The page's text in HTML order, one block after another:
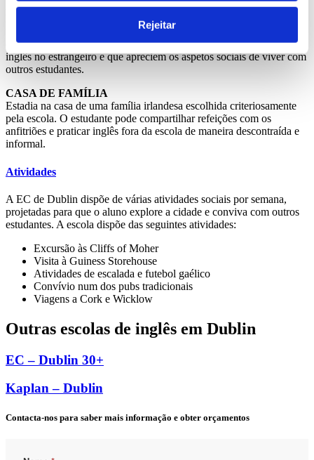
Rejeitar
As residências estudantis são apartamentos ou dormitórios,
localizadas em pontos estratégicos da cidade e com acesso a
transportes públicos. Esta opção é ideal para os estudantes que
querem um estilo de vida mais independente durante o seu curso de
inglês no estrangeiro e que apreciem os aspetos sociais de viver com
outros estudantes.
CASA DE FAMÍLIA
Estadia na casa de uma família irlandesa escolhida criteriosamente
pela escola. O estudante pode compartilhar refeições com os
anfitriões e praticar inglês fora da escola de maneira descontraída e
informal.
Atividades
A EC de Dublin dispõe de várias atividades sociais por semana,
projetadas para que o aluno explore a cidade e conviva com outros
estudantes. A escola dispõe das seguintes atividades:
Excursão às Cliffs of Moher
Visita à Guiness Storehouse
Atividades de escalada e futebol gaélico
Convívio num dos pubs tradicionais
Viagens a Cork e Wicklow
Outras escolas de inglês em Dublin
EC – Dublin 30+
Kaplan – Dublin
Contacta-nos para saber mais informação e obter orçamentos